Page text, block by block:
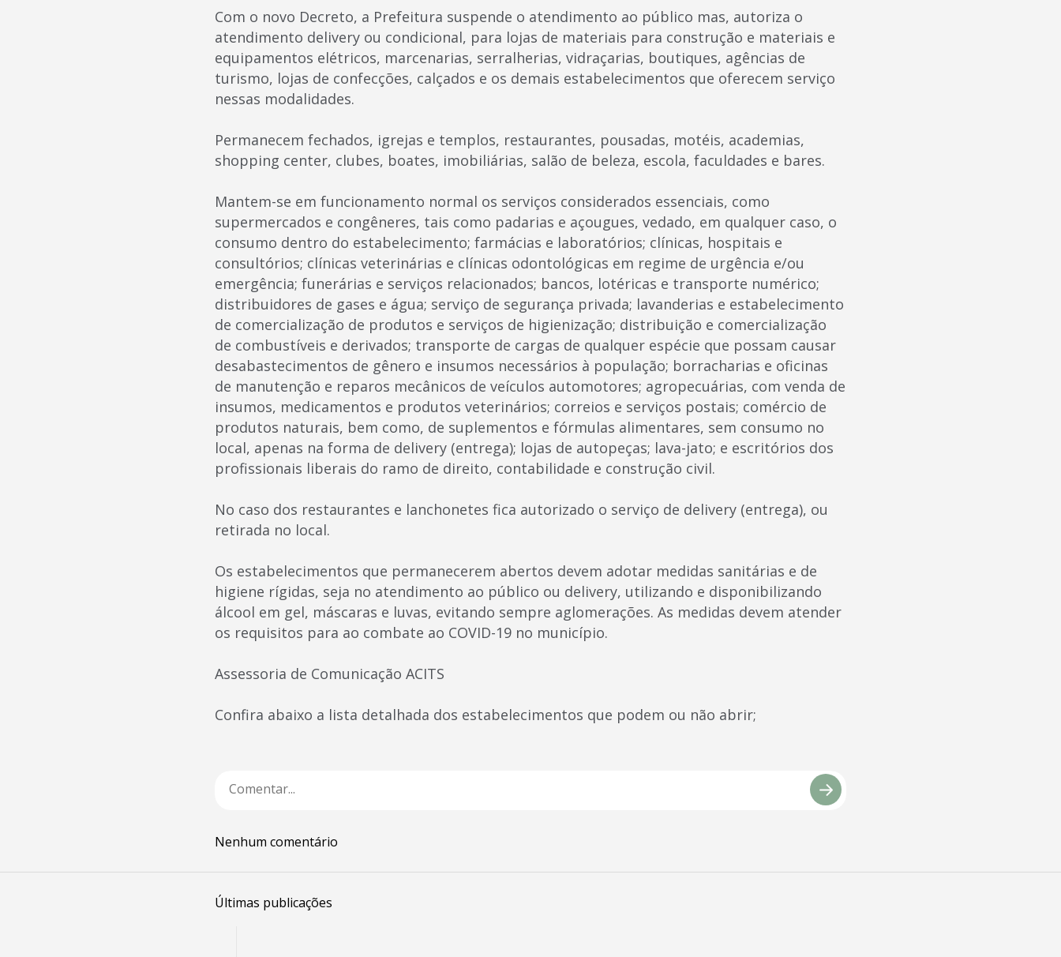
Com o novo Decreto, a Prefeitura suspende o atendimento ao público mas, autoriza o
atendimento delivery ou condicional, para lojas de materiais para construção e materiais e
equipamentos elétricos, marcenarias, serralherias, vidraçarias, boutiques, agências de
turismo, lojas de confecções, calçados e os demais estabelecimentos que oferecem serviço
nessas modalidades.
Permanecem fechados, igrejas e templos, restaurantes, pousadas, motéis, academias,
shopping center, clubes, boates, imobiliárias, salão de beleza, escola, faculdades e bares.
Mantem-se em funcionamento normal os serviços considerados essenciais, como
supermercados e congêneres, tais como padarias e açougues, vedado, em qualquer caso, o
consumo dentro do estabelecimento; farmácias e laboratórios; clínicas, hospitais e
consultórios; clínicas veterinárias e clínicas odontológicas em regime de urgência e/ou
emergência; funerárias e serviços relacionados; bancos, lotéricas e transporte numérico;
distribuidores de gases e água; serviço de segurança privada; lavanderias e estabelecimento
de comercialização de produtos e serviços de higienização; distribuição e comercialização
de combustíveis e derivados; transporte de cargas de qualquer espécie que possam causar
desabastecimentos de gênero e insumos necessários à população; borracharias e oficinas
de manutenção e reparos mecânicos de veículos automotores; agropecuárias, com venda de
insumos, medicamentos e produtos veterinários; correios e serviços postais; comércio de
produtos naturais, bem como, de suplementos e fórmulas alimentares, sem consumo no
local, apenas na forma de delivery (entrega); lojas de autopeças; lava-jato; e escritórios dos
profissionais liberais do ramo de direito, contabilidade e construção civil.
No caso dos restaurantes e lanchonetes fica autorizado o serviço de delivery (entrega), ou
retirada no local.
Os estabelecimentos que permanecerem abertos devem adotar medidas sanitárias e de
higiene rígidas, seja no atendimento ao público ou delivery, utilizando e disponibilizando
álcool em gel, máscaras e luvas, evitando sempre aglomerações. As medidas devem atender
os requisitos para ao combate ao COVID-19 no município.
Assessoria de Comunicação ACITS
Confira abaixo a lista detalhada dos estabelecimentos que podem ou não abrir;
Nenhum comentário
Últimas publicações